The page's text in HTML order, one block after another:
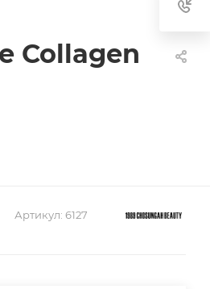
Collagen
Артикул: 6127